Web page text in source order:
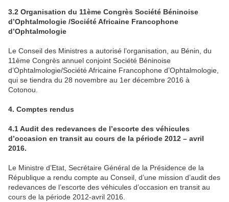
3.2 Organisation du 11ème Congrès Société Béninoise
d’Ophtalmologie /Société Africaine Francophone
d’Ophtalmologie
Le Conseil des Ministres a autorisé l’organisation, au Bénin, du
11ème Congrès annuel conjoint Société Béninoise
d’Ophtalmologie/Société Africaine Francophone d’Ophtalmologie,
qui se tiendra du 28 novembre au 1er décembre 2016 à
Cotonou.
4. Comptes rendus
4.1 Audit des redevances de l’escorte des véhicules
d’occasion en transit au cours de la période 2012 – avril
2016.
Le Ministre d’Etat, Secrétaire Général de la Présidence de la
République a rendu compte au Conseil, d’une mission d’audit des
redevances de l’escorte des véhicules d’occasion en transit au
cours de la période 2012-avril 2016.